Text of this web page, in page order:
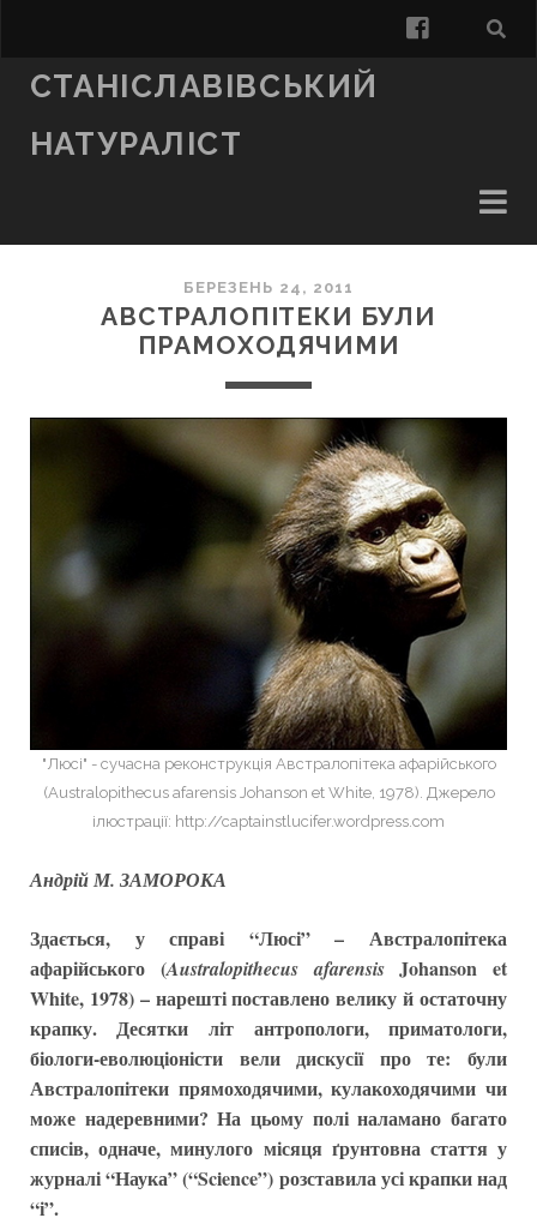
facebook
СТАНІСЛАВІВСЬКИЙ
НАТУРАЛІСТ
БЕРЕЗЕНЬ 24, 2011
АВСТРАЛОПІТЕКИ БУЛИ
ПРАМОХОДЯЧИМИ
"Люсі" - сучасна реконструкція Австралопітека афарійського
(Australopithecus afarensis Johanson et White, 1978). Джерело
ілюстрації: http://captainstlucifer.wordpress.com
Андрій М. ЗАМОРОКА
Здається, у справі “Люсі” – Австралопітека
афарійського (Australopithecus afarensisJohanson et
White, 1978) – нарешті поставлено велику й остаточну
крапку. Десятки літ антропологи, приматологи,
біологи-еволюціоністи вели дискусії про те: були
Австралопітеки прямоходячими, кулакоходячими чи
може надеревними? На цьому полі наламано багато
списів, одначе, минулого місяця ґрунтовна стаття у
журналі “Наука” (“Science”) розставила усі крапки над
“і”.